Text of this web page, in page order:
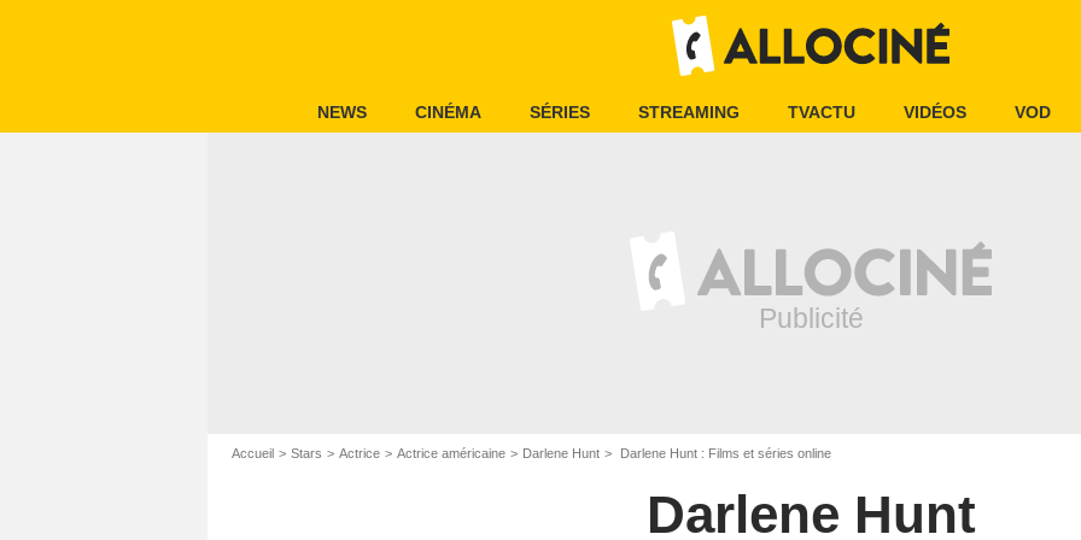
NEWS CINÉMA SÉRIES STREAMING TVACTU VIDÉOS VOD
Accueil Stars Actrice Actrice américaine Darlene Hunt Darlene Hunt : Films et séries online
Darlene Hunt